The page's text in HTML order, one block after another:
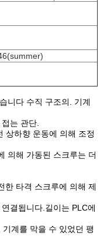
니다 수직 구조의. 기계
는 관단.
상하향 운동에 의해 조정
의해 가동된 스크루는 더
한 타격 스크루에 의해 제
결됩니다.길이는 PLC에
계를 막을 수 있었던 팽